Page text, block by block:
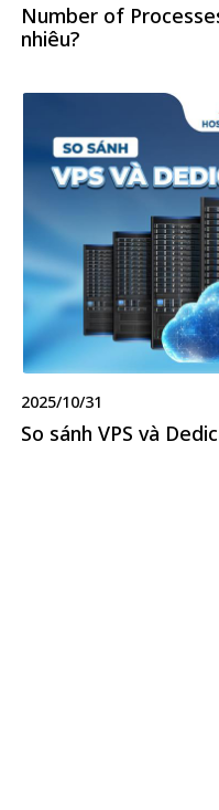
Number of
nhiêu?
2025/10/31
So sánh VPS và